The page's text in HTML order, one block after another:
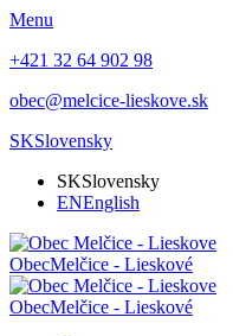
Menu
+421 32 64 902 98
obec@melcice-lieskove.sk
SKSlovensky
SKSlovensky
ENEnglish
ObecMelčice - Lieskové
ObecMelčice - Lieskové